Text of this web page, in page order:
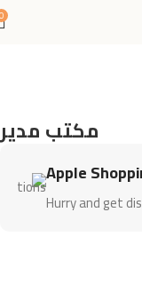
مكتب مدير
Apple
Hurry and get